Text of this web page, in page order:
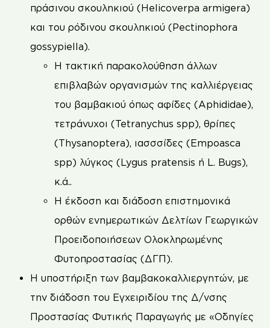
πράσινου σκουληκιού (Helicoverpa armigera)
και του ρόδινου σκουληκιού (Pectinophora
gossypiella).
Η τακτική παρακολούθηση άλλων
επιβλαβών οργανισμών της καλλιέργειας
του βαμβακιού όπως αφίδες (Aphididae),
τετράνυχοι (Tetranychus spp), θρίπες
(Thysanoptera), ιασσσίδες (Empoasca
spp) λύγκος (Lygus pratensis ή L. Bugs),
κ.ά..
Η έκδοση και διάδοση επιστημονικά
ορθών ενημερωτικών Δελτίων Γεωργικών
Προειδοποιήσεων Ολοκληρωμένης
Φυτοπροστασίας (ΔΓΠ).
Η υποστήριξη των βαμβακοκαλλιεργητών, με
την διάδοση του Εγχειριδίου της Δ/νσης
Προστασίας Φυτικής Παραγωγής με «Οδηγίες